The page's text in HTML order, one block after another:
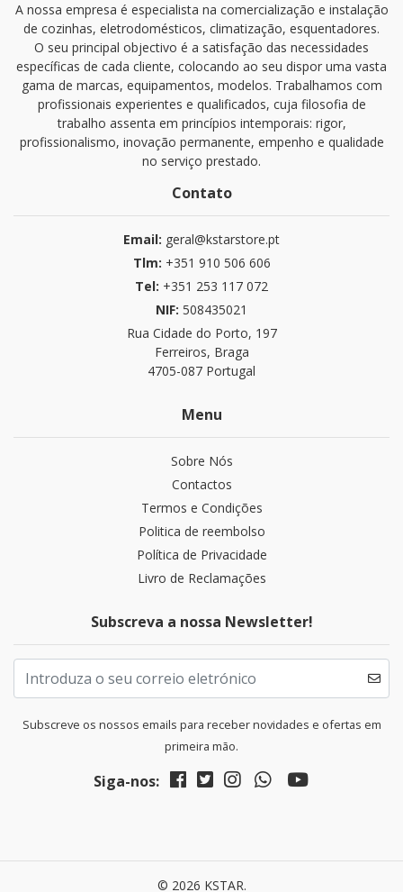
A nossa empresa é especialista na comercialização e instalação
de cozinhas, eletrodomésticos, climatização, esquentadores.
O seu principal objectivo é a satisfação das necessidades
específicas de cada cliente, colocando ao seu dispor uma vasta
gama de marcas, equipamentos, modelos. Trabalhamos com
profissionais experientes e qualificados, cuja filosofia de
trabalho assenta em princípios intemporais: rigor,
profissionalismo, inovação permanente, empenho e qualidade
no serviço prestado.
Contato
Email: geral@kstarstore.pt
Tlm: +351 910 506 606
Tel: +351 253 117 072
NIF: 508435021
Rua Cidade do Porto, 197
Ferreiros, Braga
4705-087 Portugal
Menu
Sobre Nós
Contactos
Termos e Condições
Politica de reembolso
Política de Privacidade
Livro de Reclamações
Subscreva a nossa Newsletter!
Subscreve os nossos emails para receber novidades e ofertas em
primeira mão.
Siga-nos:
© 2026 KSTAR.